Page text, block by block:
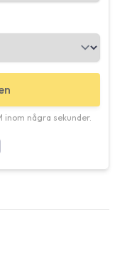
inom några sekunder.